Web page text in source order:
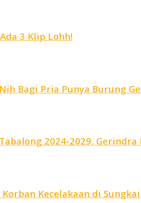
3 Klip Lohh!
Bagi Pria Punya Burung
2024-2029, Gerindra
Kecelakaan di